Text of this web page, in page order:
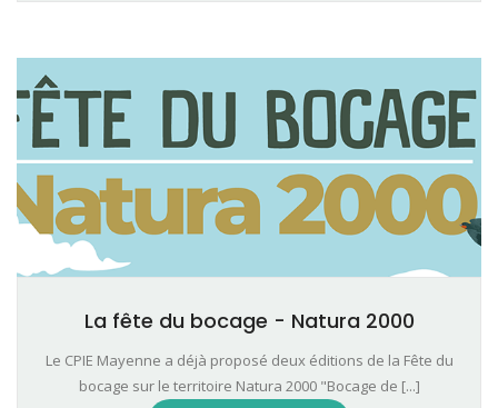
La fête du bocage - Natura 2000
Le CPIE Mayenne a déjà proposé deux éditions de la Fête du
bocage sur le territoire Natura 2000 "Bocage de [...]